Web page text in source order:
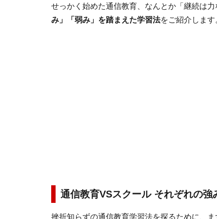
せっかく始めた通信教育、なんとか「継続は
み」「弱み」を踏まえた学習法をご紹介します
通信教育VSスクール それぞれの強
挫折知らずの通信教育学習法を探るために、